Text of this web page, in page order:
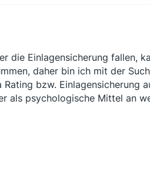
die Einlagensicherung fallen,
daher bin ich mit der
bzw. Einlagensicherung
als psychologische Mittel an